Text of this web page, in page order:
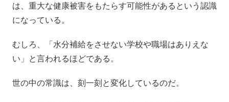
は、重大な健康被害をもたらす可能性があるという認識
になっている。
むしろ、「水分補給をさせない学校や職場はありえな
い」と言われるほどである。
世の中の常識は、刻一刻と変化しているのだ。